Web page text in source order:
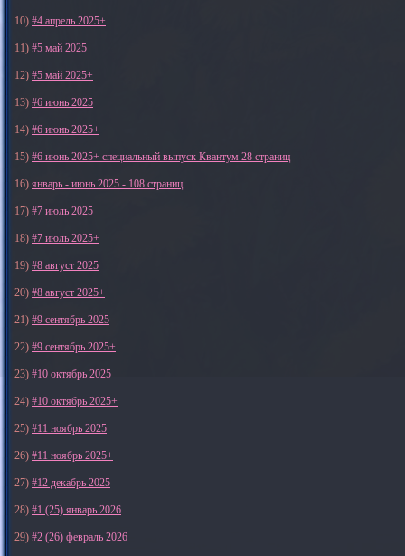
10) #4 апрель 2025+
11) #5 май 2025
12) #5 май 2025+
13) #6 июнь 2025
14) #6 июнь 2025+
15) #6 июнь 2025+ специальный выпуск Квантум 28 страниц
16) январь - июнь 2025 - 108 страниц
17) #7 июль 2025
18) #7 июль 2025+
19) #8 август 2025
20) #8 август 2025+
21) #9 сентябрь 2025
22) #9 сентябрь 2025+
23) #10 октябрь 2025
24) #10 октябрь 2025+
25) #11 ноябрь 2025
26) #11 ноябрь 2025+
27) #12 декабрь 2025
28) #1 (25) январь 2026
29) #2 (26) февраль 2026